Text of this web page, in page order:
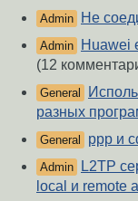
Admin Не
Admin
Huawei
(12
General
разных
General ppp и
Admin
L2TP
local и remote